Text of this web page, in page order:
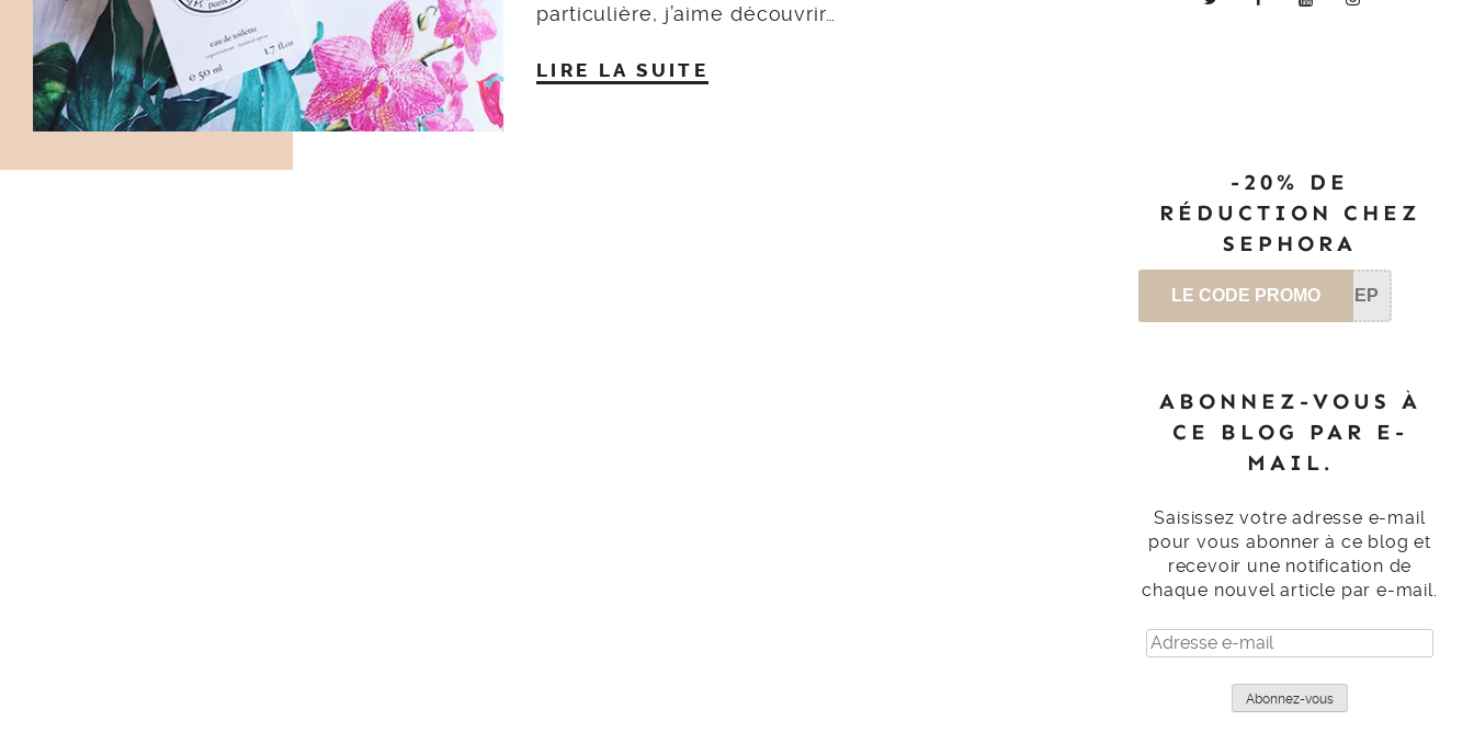
particulière, j’aime découvrir…
LIRE LA SUITE
-20% DE
RÉDUCTION CHEZ
SEPHORA
LE CODE PROMO SEP
ABONNEZ-VOUS À
CE BLOG PAR E-
MAIL.
Saisissez votre adresse e-mail
pour vous abonner à ce blog et
recevoir une notification de
chaque nouvel article par e-mail.
Adresse
e-
Abonnez-vous